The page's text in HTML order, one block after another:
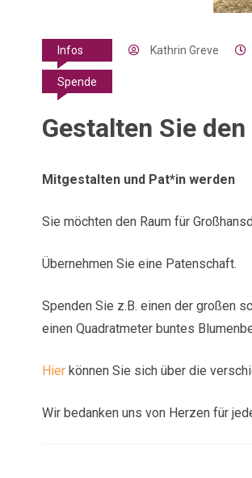
Infos
Spende
Kathrin Greve
Gestalten Sie
Mitgestalten und Pat*in werden
Sie möchten den Raum für
Übernehmen Sie eine Patenschaft.
Spenden Sie z.B. einen der großen
einen Quadratmeter buntes
Hier können Sie sich über die
Wir bedanken uns von Herzen für